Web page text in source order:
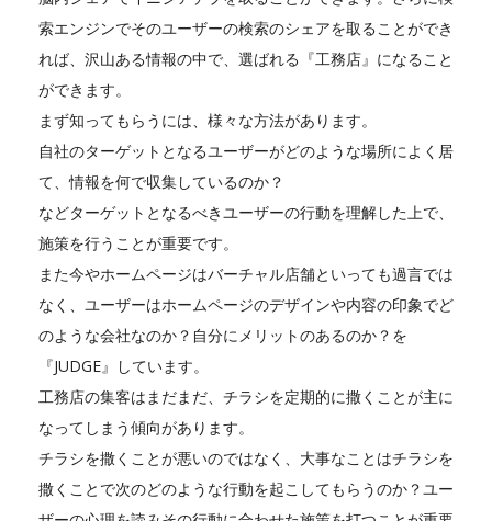
索エンジンでそのユーザーの検索のシェアを取ることができ
れば、沢山ある情報の中で、選ばれる『工務店』になること
ができます。
まず知ってもらうには、様々な方法があります。
自社のターゲットとなるユーザーがどのような場所によく居
て、情報を何で収集しているのか？
などターゲットとなるべきユーザーの行動を理解した上で、
施策を行うことが重要です。
また今やホームページはバーチャル店舗といっても過言では
なく、ユーザーはホームページのデザインや内容の印象でど
のような会社なのか？自分にメリットのあるのか？を
『JUDGE』しています。
工務店の集客はまだまだ、チラシを定期的に撒くことが主に
なってしまう傾向があります。
チラシを撒くことが悪いのではなく、大事なことはチラシを
撒くことで次のどのような行動を起こしてもらうのか？ユー